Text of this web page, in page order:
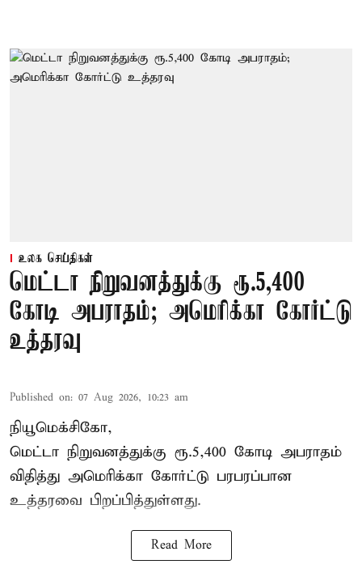
உலக செய்திகள்
மெட்டா நிறுவனத்துக்கு ரூ.5,400
கோடி அபராதம்; அமெரிக்கா கோர்ட்டு
உத்தரவு
Published on: 07 Aug 2026, 10:23 am
நியூமெக்சிகோ,
மெட்டா நிறுவனத்துக்கு ரூ.5,400 கோடி அபராதம்
விதித்து அமெரிக்கா கோர்ட்டு பரபரப்பான
உத்தரவை பிறப்பித்துள்ளது.
Read More